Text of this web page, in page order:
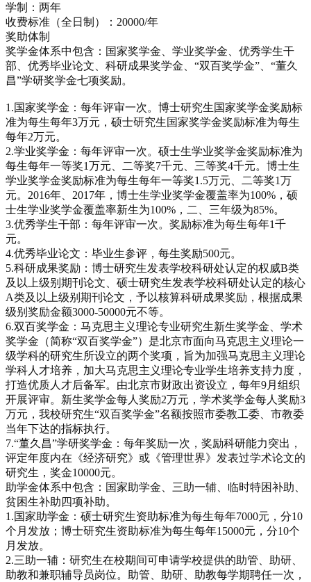
学制：两年
收费标准（全日制）：20000/年
奖助体制
奖学金体系中包含：国家奖学金、学业奖学金、优秀学生干
部、优秀毕业论文、科研成果奖学金、“双百奖学金”、“董久
昌”学研奖学金七项奖励。
1.国家奖学金：每年评审一次。博士研究生国家奖学金奖励标
准为每生每年3万元，硕士研究生国家奖学金奖励标准为每生
每年2万元。
2.学业奖学金：每年评审一次。硕士生学业奖学金奖励标准为
每生每年一等奖1万元、二等奖7千元、三等奖4千元。博士生
学业奖学金奖励标准为每生每年一等奖1.5万元、二等奖1万
元。2016年、2017年，博士生学业奖学金覆盖率为100%，硕
士生学业奖学金覆盖率新生为100%，二、三年级为85%。
3.优秀学生干部：每年评审一次。奖励标准为每生每年1千
元。
4.优秀毕业论文：毕业生参评，每生奖励500元。
5.科研成果奖励：博士研究生发表学校科研处认定的权威B类
及以上级别期刊论文、硕士研究生发表学校科研处认定的核心
A类及以上级别期刊论文，予以核算科研成果奖励，根据成果
级别奖励金额3000-50000元不等。
6.双百奖学金：马克思主义理论专业研究生新生奖学金、学术
奖学金（简称“双百奖学金”）是北京市面向马克思主义理论一
级学科的研究生所设立的两个奖项，旨为加强马克思主义理论
学科人才培养，加大马克思主义理论专业学生培养支持力度，
打造优质人才后备军。由北京市财政出资设立，每年9月组织
开展评审。新生奖学金每人奖励2万元，学术奖学金每人奖励3
万元，我校研究生“双百奖学金”名额按照市委教工委、市教委
当年下达的指标执行。
7.“董久昌”学研奖学金：每年奖励一次，奖励科研能力突出，
评定年度内在《经济研究》或《管理世界》发表过学术论文的
研究生，奖金10000元。
助学金体系中包含：国家助学金、三助一辅、临时特困补助、
贫困生补助四项补助。
1.国家助学金：硕士研究生资助标准为每生每年7000元，分10
个月发放；博士研究生资助标准为每生每年15000元，分10个
月发放。
2.三助一辅：研究生在校期间可申请学校提供的助管、助研、
助教和兼职辅导员岗位。助管、助研、助教每学期聘任一次，